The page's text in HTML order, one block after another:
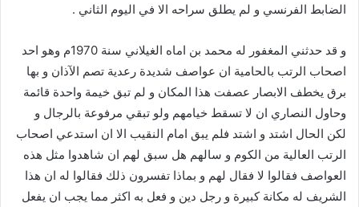
الضابط الفرنسي و لم يطلق سراحه الا في اليوم الثاني .
و قد حدثني المغفور له محمد بن اماه الغيلاني سنة 1970م وهو احد
اصحاب الرتب بالحامية ان عواصف شديدة رعدية تصم الآذان و بها
برق يخطف الابصار عصفت هذا المكان و لم تبق خيمة واحدة قائمة
وحاول النصاري ان لا تسقط خيامهم ولو تبقي مرفوعة بالرجال و
لكن الحال اشتد و اشتد فلم يبق امام النقيب الا ان استدعي اصحاب
الرتب العالية من الكوم و سالهم هل سبق لهم ان شاهدوا مثل هذه
العواصف فقالوا لا فقال لهم و بماذا تفسرون ذلك فقالوا له ان هذا
الشريف له مكانة كبيرة و رجل دين و فعل به اكثر مما يجب ان يفعل